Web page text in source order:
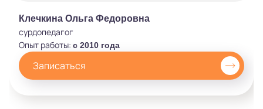
Клечкина Ольга Федоровна
сурдопедагог
Опыт работы: c 2010 года
Записаться